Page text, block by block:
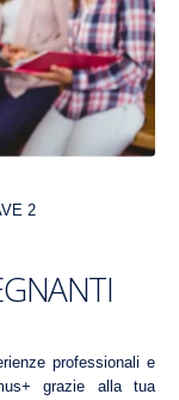
2
professionali e
grazie alla tua